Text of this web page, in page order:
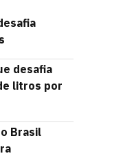
desafia
litros por
Brasil